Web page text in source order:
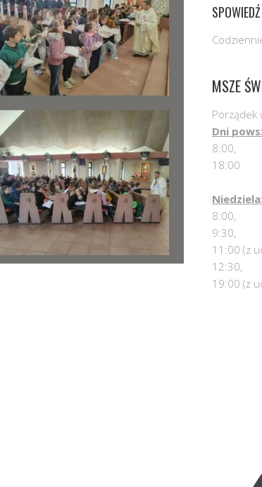
MSZE
Porządek
Dni
8:00,
18:00
Niedziela:
8:00,
9:30,
11:00 (z
12:30,
19:00 (z